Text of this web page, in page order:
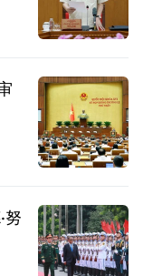
努